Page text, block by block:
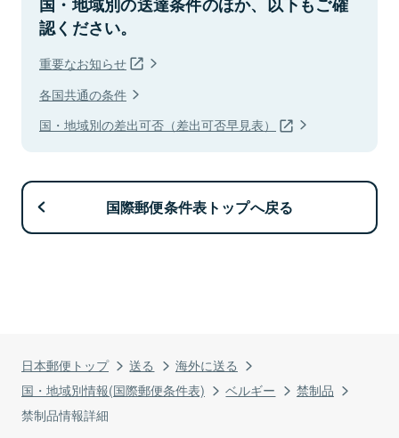
日本郵便トップ 送る
海外に送る
国・地域別情報(国際郵便条件表)
ベルギー
禁制品
禁制品情報詳細
認ください。
重要なお知らせ
各国共通の条件
国・地域別の差出可否（差出可否早見表）
国際郵便条件表トップへ戻る